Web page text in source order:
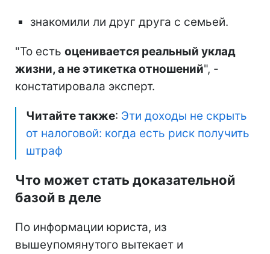
знакомили ли друг друга с семьей.
"То есть оценивается реальный уклад
жизни, а не этикетка отношений", -
констатировала эксперт.
Читайте также: Эти доходы не скрыть
от налоговой: когда есть риск получить
штраф
Что может стать доказательной
базой в деле
По информации юриста, из
вышеупомянутого вытекает и